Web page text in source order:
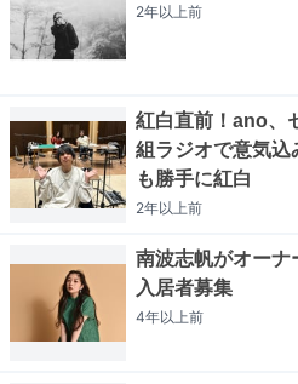
2年以上前
紅白直前！ano、
組ラジオで意気
も勝手に紅白
2年以上前
南波志帆がオーナ
入居者募集
4年以上前